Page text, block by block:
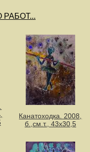
Канатоходка. 2008,
б.,см.т., 43х30,5